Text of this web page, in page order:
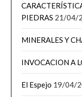
PIEDRAS 21/04/
MINERALES Y
INVOCACION A
El Espejo 19/04/